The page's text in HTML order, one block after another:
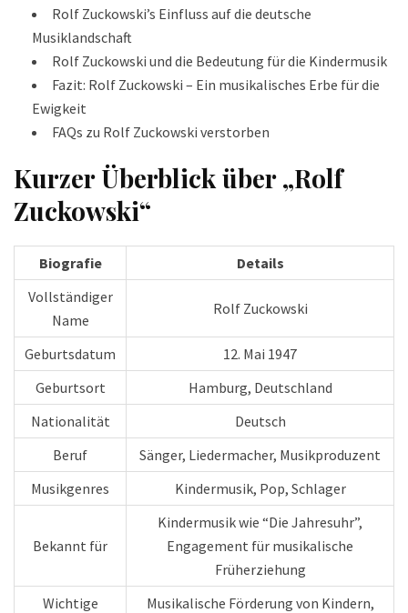
Rolf Zuckowski’s Einfluss auf die deutsche
Musiklandschaft
Rolf Zuckowski und die Bedeutung für die Kindermusik
Fazit: Rolf Zuckowski – Ein musikalisches Erbe für die
Ewigkeit
FAQs zu Rolf Zuckowski verstorben
Kurzer Überblick über „Rolf
Zuckowski“
Biografie
Details
Vollständiger
Name
Rolf Zuckowski
Geburtsdatum
12. Mai 1947
Geburtsort
Hamburg, Deutschland
Nationalität
Deutsch
Beruf
Sänger, Liedermacher, Musikproduzent
Musikgenres
Kindermusik, Pop, Schlager
Bekannt für
Kindermusik wie “Die Jahresuhr”,
Engagement für musikalische
Früherziehung
Wichtige
Musikalische Förderung von Kindern,